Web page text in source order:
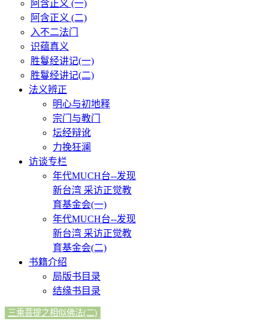
阿含正义 (一)
阿含正义 (二)
入不二法门
识蕴真义
胜鬘经讲记(一)
胜鬘经讲记(二)
法义辨正
明心与初地释
宗门与教门
坛经辩讹
力挽狂澜
访谈专栏
年代MUCH台--发现
新台湾 采访正觉教
育基金会(一)
年代MUCH台--发现
新台湾 采访正觉教
育基金会(二)
书籍介绍
局版书目录
结缘书目录
三乘菩提之相似佛法(二)